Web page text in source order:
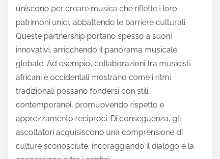
uniscono per creare musica che riflette i loro
patrimoni unici, abbattendo le barriere culturali.
Queste partnership portano spesso a suoni
innovativi, arricchendo il panorama musicale
globale. Ad esempio, collaborazioni tra musicisti
africani e occidentali mostrano come i ritmi
tradizionali possano fondersi con stili
contemporanei, promuovendo rispetto e
apprezzamento reciproci. Di conseguenza, gli
ascoltatori acquisiscono una comprensione di
culture sconosciute, incoraggiando il dialogo e la